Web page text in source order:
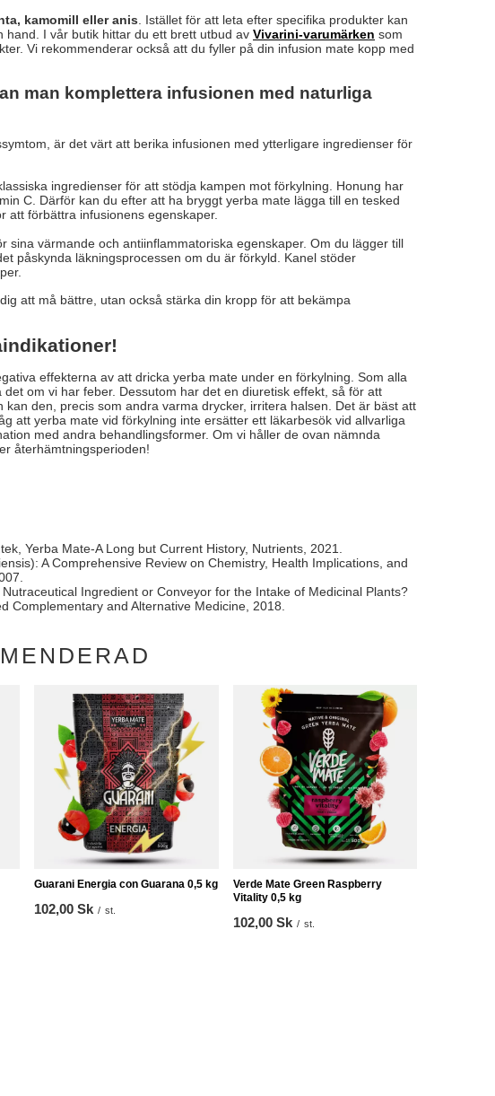
kamomill eller anis . Istället för att leta efter specifika produkter kan
I vår butik hittar du ett brett utbud av Vivarini-varumärken som
Vi rekommenderar också att du fyller på din infusion mate kopp med
man komplettera infusionen med naturliga
är det värt att berika infusionen med ytterligare ingredienser för
ingredienser för att stödja kampen mot förkylning. Honung har
C. Därför kan du efter att ha bryggt yerba mate lägga till en tesked
att förbättra infusionens egenskaper.
sina värmande och antiinflammatoriska egenskaper. Om du lägger till
påskynda läkningsprocessen om du är förkyld. Kanel stöder
att må bättre, utan också stärka din kropp för att bekämpa
effekterna av att dricka yerba mate under en förkylning. Som alla
om vi har feber. Dessutom har det en diuretisk effekt, så för att
den, precis som andra varma drycker, irritera halsen. Det är bäst att
att yerba mate vid förkylning inte ersätter ett läkarbesök vid allvarliga
med andra behandlingsformer. Om vi håller de ovan nämnda
återhämtningsperioden!
Yerba Mate-A Long but Current History, Nutrients, 2021.
A Comprehensive Review on Chemistry, Health Implications, and
Ingredient or Conveyor for the Intake of Medicinal Plants?
Complementary and Alternative Medicine, 2018.
Guarani Energia con Guarana 0,5 kg
102,00 Sk / st.
Verde Mate Green Raspberry
Vitality 0,5 kg
102,00 Sk / st.